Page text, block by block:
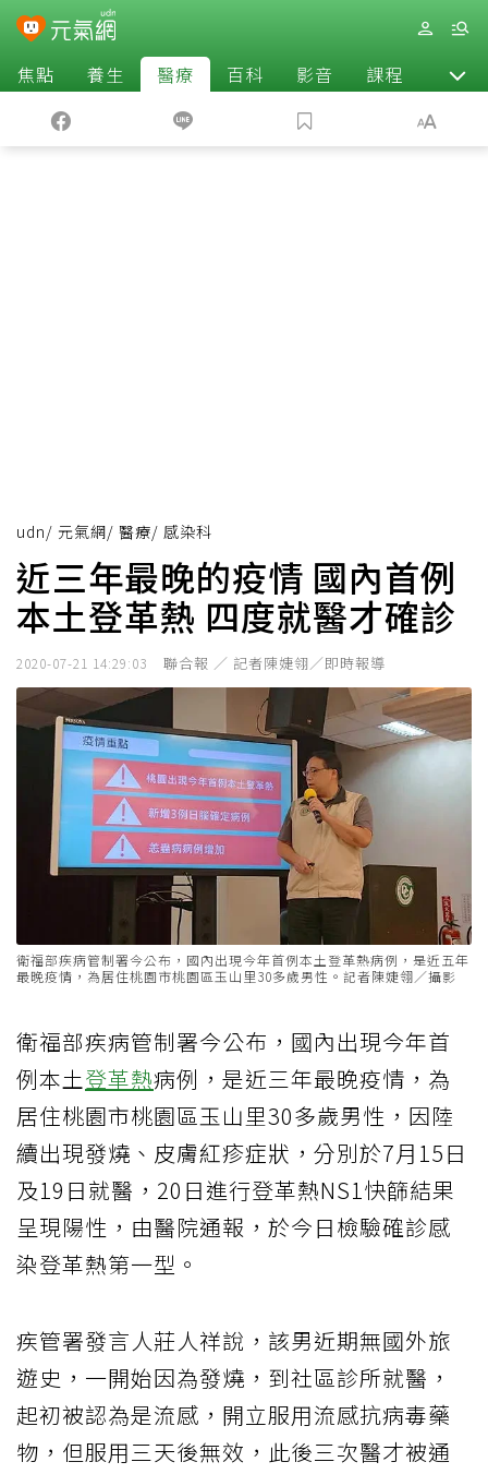
焦點 養生 醫療 百科 影音 課程 退休
udn/ 元氣網/ 醫療/ 感染科
近三年最晚的疫情 國內首例
本土登革熱 四度就醫才確診
2020-07-21 14:29:03 聯合報 ／ 記者陳婕翎／即時報導
衛福部疾病管制署今公布，國內出現今年首例本土登革熱病例，是近五年
最晚疫情，為居住桃園市桃園區玉山里30多歲男性。記者陳婕翎／攝影
衛福部疾病管制署今公布，國內出現今年首
例本土登革熱病例，是近三年最晚疫情，為
居住桃園市桃園區玉山里30多歲男性，因陸
續出現發燒、皮膚紅疹症狀，分別於7月15日
及19日就醫，20日進行登革熱NS1快篩結果
呈現陽性，由醫院通報，於今日檢驗確診感
染登革熱第一型。
疾管署發言人莊人祥說，該男近期無國外旅
遊史，一開始因為發燒，到社區診所就醫，
起初被認為是流感，開立服用流感抗病毒藥
物，但服用三天後無效，此後三次醫才被通